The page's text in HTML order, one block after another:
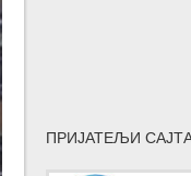
ПРИЈАТЕЉИ